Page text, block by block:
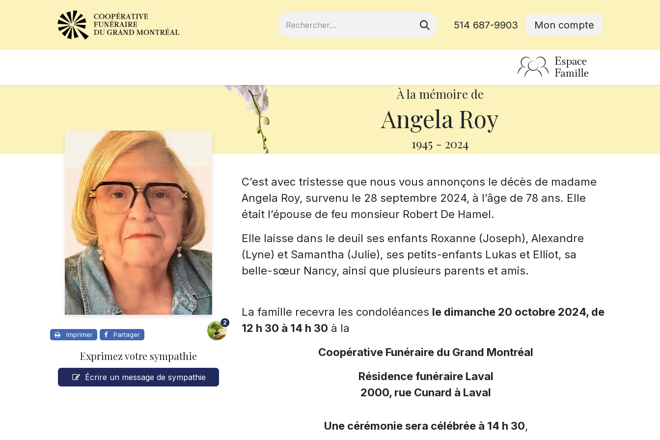
514 687-9903 Mon compte
À la mémoire de
Angela Roy
1945 - 2024
Imprimer Partager
2
Exprimez votre sympathie
Écrire un message de sympathie
C’est avec tristesse que nous vous annonçons le décès de madame
Angela Roy, survenu le 28 septembre 2024, à l’âge de 78 ans. Elle
était l’épouse de feu monsieur Robert De Hamel.
Elle laisse dans le deuil ses enfants Roxanne (Joseph), Alexandre
(Lyne) et Samantha (Julie), ses petits-enfants Lukas et Elliot, sa
belle-sœur Nancy, ainsi que plusieurs parents et amis.
La famille recevra les condoléances le dimanche 20 octobre 2024, de
12 h 30 à 14 h 30 à la
Coopérative Funéraire du Grand Montréal
Résidence funéraire Laval
2000, rue Cunard à Laval
Une cérémonie sera célébrée à 14 h 30,